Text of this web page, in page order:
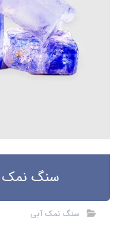
سنگ نمک
سنگ نمک آبی